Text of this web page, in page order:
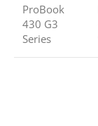
ProBook
430 G3
Series